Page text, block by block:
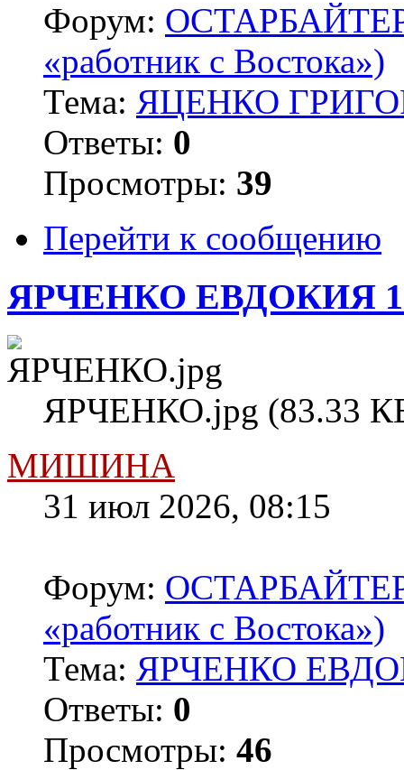
Форум:
«работник с Востока»)
Тема: ЯЦЕНКО
Ответы: 0
Просмотры: 39
Перейти к сообщению
ЯРЧЕНКО ЕВДОКИЯ
ЯРЧЕНКО.jpg (83.33
МИШИНА
31 июл 2026, 08:15
Форум:
«работник с Востока»)
Тема: ЯРЧЕНКО
Ответы: 0
Просмотры: 46